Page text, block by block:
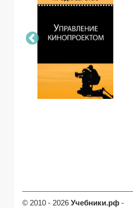
© 2010 - 2026 Учебники.рф -